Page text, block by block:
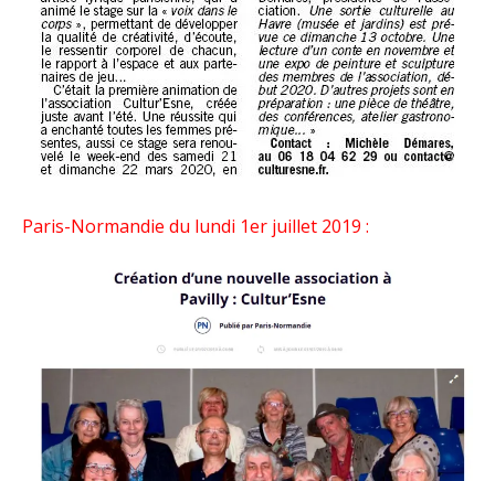
Paris-Normandie du lundi 1er juillet 2019 :